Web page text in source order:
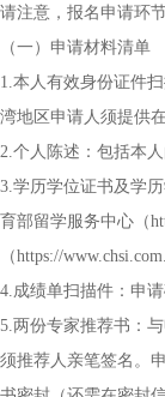
请注意，报名申请环
（一）申请材料清单
1.本人有效身份证件
湾地区申请人须提供
2.个人陈述：包括本
3.学历学位证书及学
育部留学服务中心（
（https://
4.成绩单扫描件：申
5.两份专家推荐书：
须推荐人亲笔签名。